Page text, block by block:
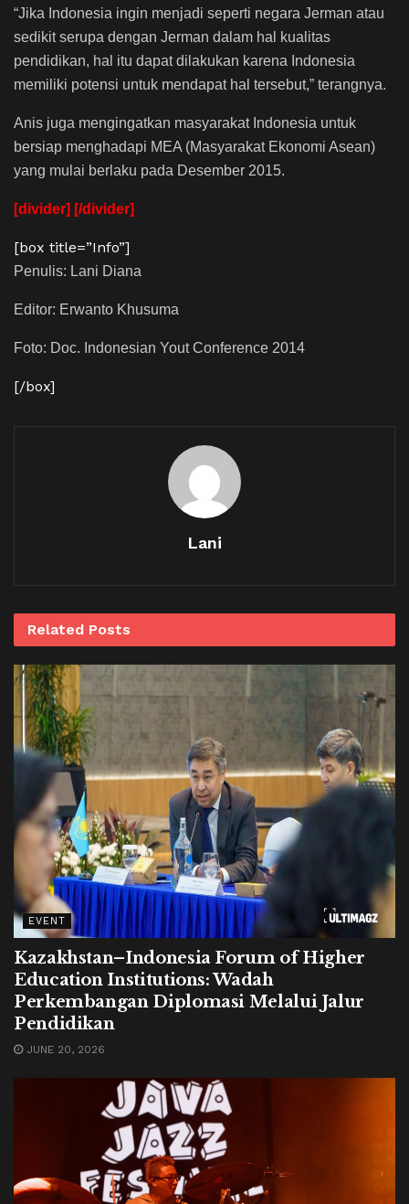
“Jika Indonesia ingin menjadi seperti negara Jerman atau
sedikit serupa dengan Jerman dalam hal kualitas
pendidikan, hal itu dapat dilakukan karena Indonesia
memiliki potensi untuk mendapat hal tersebut,” terangnya.
Anis juga mengingatkan masyarakat Indonesia untuk
bersiap menghadapi MEA (Masyarakat Ekonomi Asean)
yang mulai berlaku pada Desember 2015.
[divider] [/divider]
[box title=”Info”]
Penulis: Lani Diana
Editor: Erwanto Khusuma
Foto: Doc. Indonesian Yout Conference 2014
[/box]
Lani
Related Posts
EVENT
Kazakhstan–Indonesia Forum of Higher
Education Institutions: Wadah
Perkembangan Diplomasi Melalui Jalur
Pendidikan
JUNE 20, 2026